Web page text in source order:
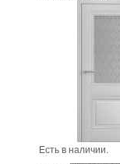
Есть в наличии.